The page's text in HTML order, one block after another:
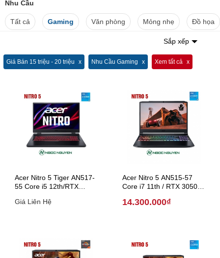
Nhu Cầu
Tất cả Gaming Văn phòng Mỏng nhẹ Đồ họa
Sắp xếp
Giá Bán 15 triệu - 20 triệu Nhu Cầu Gaming Xem tất cả
Acer Nitro 5 Tiger AN517-
55 Core i5 12th/RTX
2022 )
Giá Liên Hệ
Acer Nitro 5 AN515-57
Core i7 11th / RTX 3050Ti/
14.300.000₫